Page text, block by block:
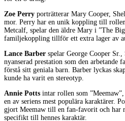
Zoe Perry porträtterar Mary Cooper,
mor. Perry har en unik koppling till
Metcalf, spelar den äldre Mary i ”The
familjekoppling tillför ett extra lager av
Lance Barber spelar George Cooper
nyanserad prestation som den arbetande
förstå sitt geniala barn. Barber lyckas
kunde ha varit en stereotyp.
Annie Potts intar rollen som
en av seriens mest populära karaktärer.
gjort Meemaw till en fan-favorit och har
specifikt till hennes karaktär.